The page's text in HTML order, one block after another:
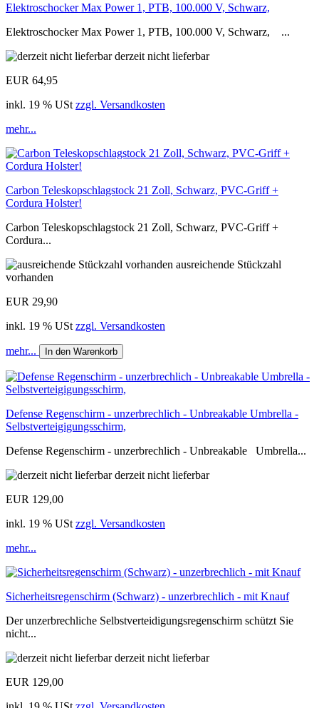
Elektroschocker Max Power 1, PTB, 100.000 V, Schwarz,
Elektroschocker Max Power 1, PTB, 100.000 V, Schwarz, ...
derzeit nicht lieferbar
EUR 64,95
inkl. 19 % USt zzgl. Versandkosten
mehr...
Carbon Teleskopschlagstock 21 Zoll, Schwarz, PVC-Griff +
Cordura Holster!
Carbon Teleskopschlagstock 21 Zoll, Schwarz, PVC-Griff +
Cordura...
ausreichende Stückzahl
vorhanden
EUR 29,90
inkl. 19 % USt zzgl. Versandkosten
mehr... In den Warenkorb
Defense Regenschirm - unzerbrechlich - Unbreakable Umbrella -
Selbstverteigigungsschirm,
Defense Regenschirm - unzerbrechlich - Unbreakable Umbrella...
derzeit nicht lieferbar
EUR 129,00
inkl. 19 % USt zzgl. Versandkosten
mehr...
Sicherheitsregenschirm (Schwarz) - unzerbrechlich - mit Knauf
Der unzerbrechliche Selbstverteidigungsregenschirm schützt Sie
nicht...
derzeit nicht lieferbar
EUR 129,00